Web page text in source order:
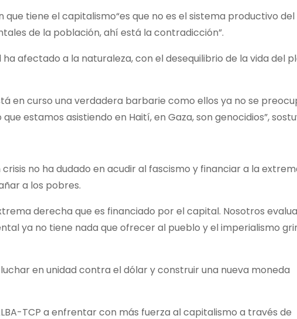
tiene el capitalismo“es que no es el sistema productivo
de la población, ahí está la contradicción”.
afectado a la naturaleza, con el desequilibrio de la vida del
en curso una verdadera barbarie como ellos ya no se
estamos asistiendo en Haití, en Gaza, son genocidios”,
no ha dudado en acudir al fascismo y financiar a la
a los pobres.
derecha que es financiado por el capital. Nosotros
ya no tiene nada que ofrecer al pueblo y el imperialismo
en unidad contra el dólar y construir una nueva moneda
TCP a enfrentar con más fuerza al capitalismo a través de